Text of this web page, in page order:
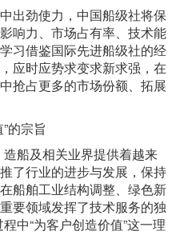
出劲使力，中国船级社将保
响力、市场占有率、技术能
习借鉴国际先进船级社的经
应时应势求变求新求强，在
抢占更多的市场份额、拓展
的宗旨
船及相关业界提供着越来
了行业的进步与发展，保持
船舶工业结构调整、绿色新
要领域发挥了技术服务的独
中“为客户创造价值”这一理